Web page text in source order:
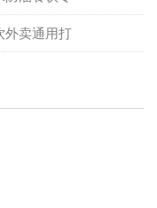
外卖通用打